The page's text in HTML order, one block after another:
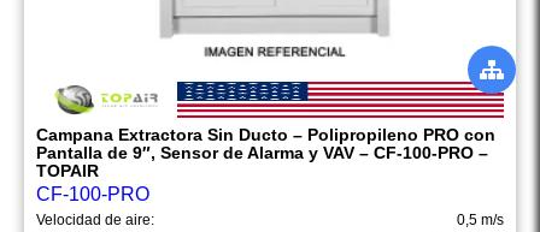
Campana Extractora Sin Ducto – Polipropileno PRO con
Pantalla de 9″, Sensor de Alarma y VAV – CF-100-PRO –
TOPAIR
CF-100-PRO
Velocidad de aire:
0,5 m/s